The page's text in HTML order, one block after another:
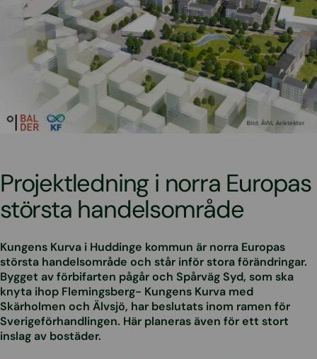
Projektledning i norra Europas
största handelsområde
Kungens Kurva i Huddinge kommun är norra Europas
största handelsområde och står inför stora förändringar.
Bygget av förbifarten pågår och Spårväg Syd, som ska
knyta ihop Flemingsberg- Kungens Kurva med
Skärholmen och Älvsjö, har beslutats inom ramen för
Sverigeförhandlingen. Här planeras även för ett stort
inslag av bostäder.